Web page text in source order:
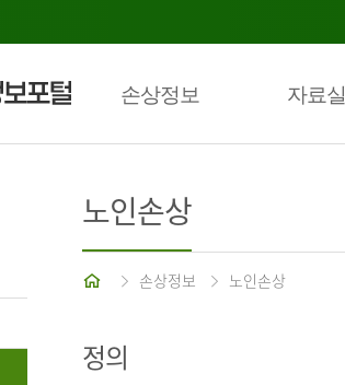
손상정보 자료실
노인손상
홈 손상정보 노인손상
정의